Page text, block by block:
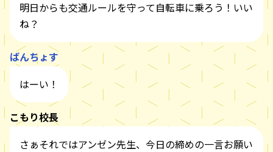
明日からも交通ルールを守って自転車に乗ろう！いい
ね？
ばんちょす
はーい！
こもり校長
さぁそれではアンゼン先生、今日の締めの一言お願い